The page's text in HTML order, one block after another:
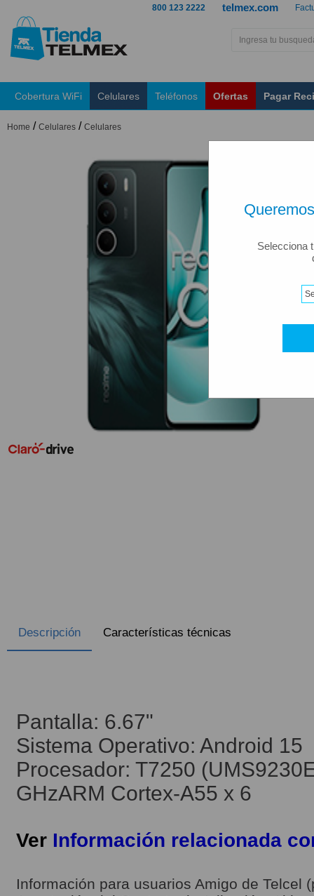
Selecciona
telmex.com
800 123 2222
Cobertura WiFi Celulares Teléfonos Ofertas Pagar
Home / Celulares / Celulares
Descripción Características técnicas
Pantalla: 6.67"
Sistema Operativo: Android 15
Procesador: T7250
GHzARM Cortex-A55 x 6
Ver Información relacionada
Información para usuarios Amigo de Telcel